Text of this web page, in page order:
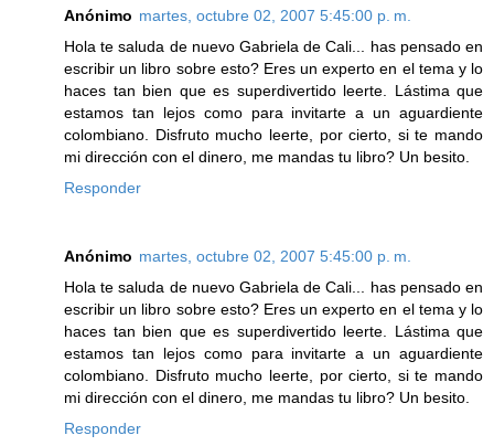
Anónimo martes, octubre 02, 2007 5:45:00 p. m.
Hola te saluda de nuevo Gabriela de Cali... has pensado en
escribir un libro sobre esto? Eres un experto en el tema y lo
haces tan bien que es superdivertido leerte. Lástima que
estamos tan lejos como para invitarte a un aguardiente
colombiano. Disfruto mucho leerte, por cierto, si te mando
mi dirección con el dinero, me mandas tu libro? Un besito.
Responder
Anónimo martes, octubre 02, 2007 5:45:00 p. m.
Hola te saluda de nuevo Gabriela de Cali... has pensado en
escribir un libro sobre esto? Eres un experto en el tema y lo
haces tan bien que es superdivertido leerte. Lástima que
estamos tan lejos como para invitarte a un aguardiente
colombiano. Disfruto mucho leerte, por cierto, si te mando
mi dirección con el dinero, me mandas tu libro? Un besito.
Responder